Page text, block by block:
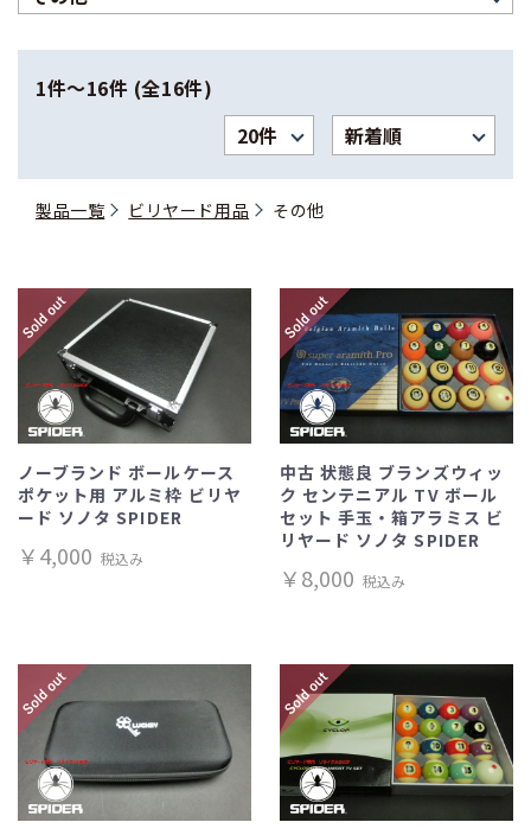
1件〜16件 (全16件)
製品一覧 ビリヤード用品 その他
ノーブランド ボールケース
ポケット用 アルミ枠 ビリヤ
ード ソノタ SPIDER
￥4,000 税込み
中古 状態良 ブランズウィッ
ク センテニアル TV ボール
セット 手玉・箱アラミス ビ
リヤード ソノタ SPIDER
￥8,000 税込み